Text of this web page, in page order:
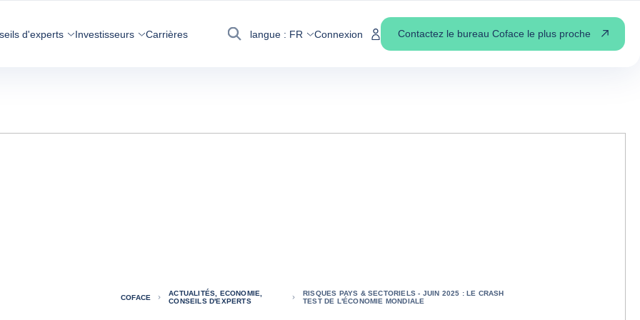
d'experts Investisseurs Carrières
Recherche
langue : FR Connexion Contactez le bureau Coface le plus proche
COFACE
ACTUALITÉS, ECONOMIE,
CONSEILS D'EXPERTS
RISQUES PAYS & SECTORIELS - JUIN 2025 : LE CRASH
TEST DE L'ÉCONOMIE MONDIALE